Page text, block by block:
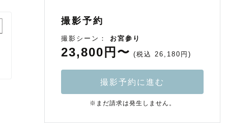
撮影予約
撮影シーン： お宮参り
23,800円〜 (税込 26,180円)
撮影予約に進む
※まだ請求は発生しません。